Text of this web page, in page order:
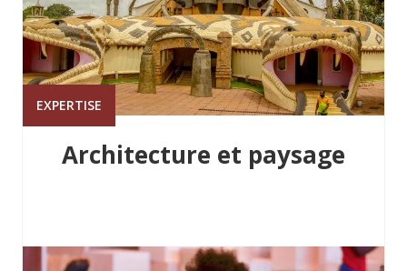
EXPERTISE
Architecture et paysage